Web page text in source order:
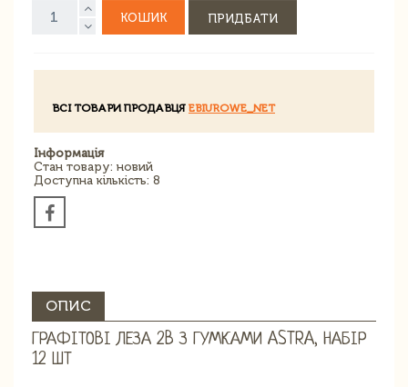
КОШИК ПРИДБАТИ
ВСІ ТОВАРИ ПРОДАВЦЯ EBIUROWE_NET
Інформація
Стан товару: новий
Доступна кількість: 8
ОПИС
ГРАФІТОВІ ЛЕЗА 2B З ГУМКАМИ ASTRA, НАБІР
12 ШТ